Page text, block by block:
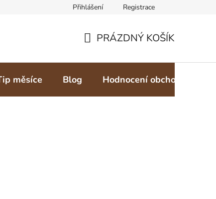
Přihlášení Registrace
KOŠÍK
PRÁZDNÝ KOŠÍK
měsíce Blog Hodnocení obchodu